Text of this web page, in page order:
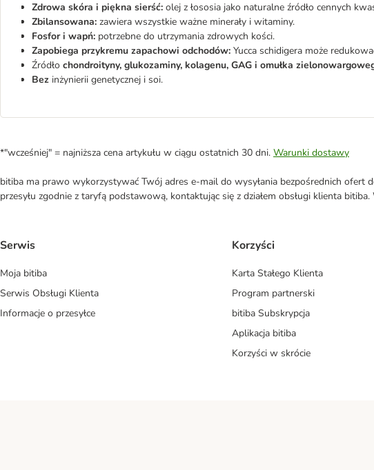
Zdrowa skóra i piękna sierść: olej z łososia jako naturalne źródło cennych
Zbilansowana: zawiera wszystkie ważne minerały i witaminy.
Fosfor i wapń: potrzebne do utrzymania zdrowych kości.
Zapobiega przykremu zapachowi odchodów: Yucca schidigera może
Źródło chondroityny, glukozaminy, kolagenu, GAG i omułka
Bez inżynierii genetycznej i soi.
*"wcześniej" = najniższa cena artykułu w ciągu ostatnich 30 dni. Warunki dostawy
bitiba ma prawo wykorzystywać Twój adres e-mail do wysyłania bezpośrednich ofert
przesyłu zgodnie z taryfą podstawową, kontaktując się z działem obsługi klienta
Serwis
Moja bitiba
Serwis Obsługi Klienta
Informacje o przesyłce
Korzyści
Karta Stałego Klienta
Program partnerski
bitiba Subskrypcja
Aplikacja bitiba
Korzyści w skrócie